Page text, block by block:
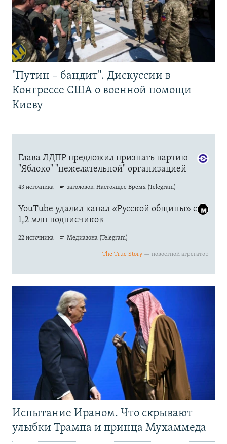
"Путин – бандит". Дискуссии в
Конгрессе США о военной помощи
Киеву
Испытание Ираном. Что скрывают
улыбки Трампа и принца Мухаммеда